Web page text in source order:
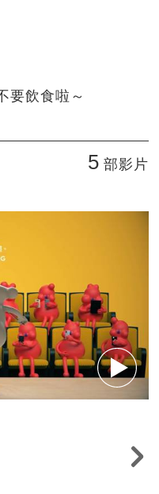
要飲食啦～
5 部影片